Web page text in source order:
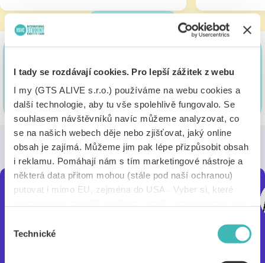
I tady se rozdávají cookies. Pro lepší zážitek z webu
I my (GTS ALIVE s.r.o.) používáme na webu cookies a
další technologie, aby tu vše spolehlivě fungovalo. Se
souhlasem návštěvníků navíc můžeme analyzovat, co
se na našich webech děje nebo zjišťovat, jaký online
obsah je zajímá. Můžeme jim pak lépe přizpůsobit obsah
i reklamu. Pomáhají nám s tím marketingové nástroje a
některá data přitom mohou (stále pod naší ochranou)
putovat i mimo EU, zejména do USA. Vyber si, které
v sekci „Detaily“. Svoji volbu můžeš kdykoliv změnit v
„Nastavení cookies“ (ikonka v zápatí webu). Vše o tom,
souhlasu
Technické
Průkazy vydávají pouze školy nebo další instituce.
Zobrazit více
Jak využít digitální AliveID v
Alive App?